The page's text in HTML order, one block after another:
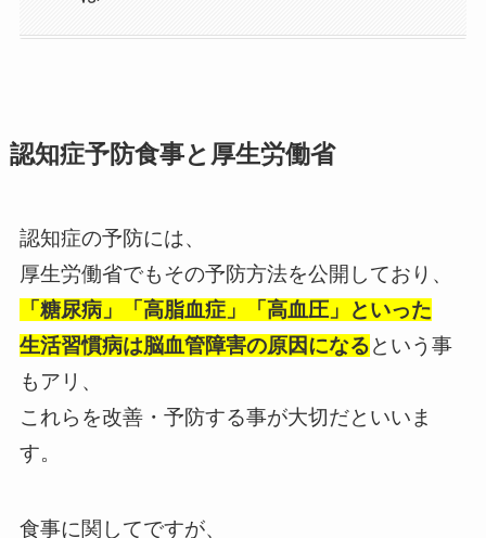
認知症予防食事と厚生労働省
認知症の予防には、
厚生労働省でもその予防方法を公開しており、
「糖尿病」「高脂血症」「高血圧」といった
生活習慣病は脳血管障害の原因になるという事
もアリ、
これらを改善・予防する事が大切だといいま
す。
食事に関してですが、